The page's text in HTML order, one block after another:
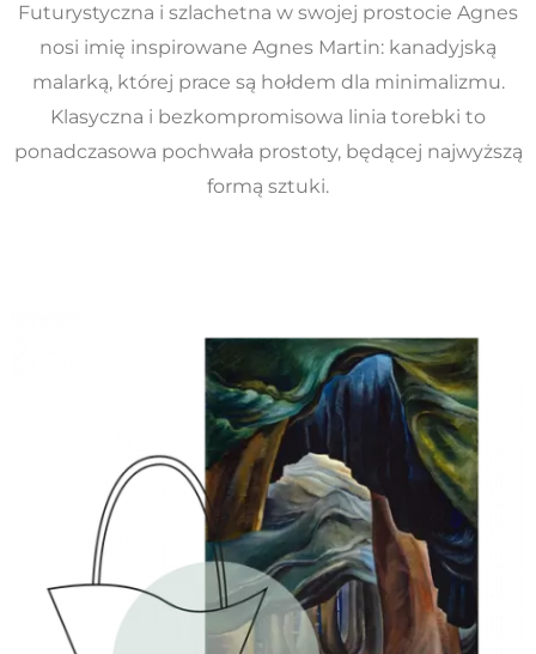
Futurystyczna i szlachetna w swojej prostocie Agnes
nosi imię inspirowane Agnes Martin: kanadyjską
malarką, której prace są hołdem dla minimalizmu.
Klasyczna i bezkompromisowa linia torebki to
ponadczasowa pochwała prostoty, będącej najwyższą
formą sztuki.